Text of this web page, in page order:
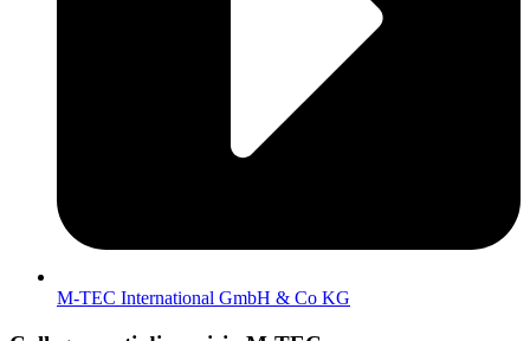
M-TEC International GmbH & Co KG